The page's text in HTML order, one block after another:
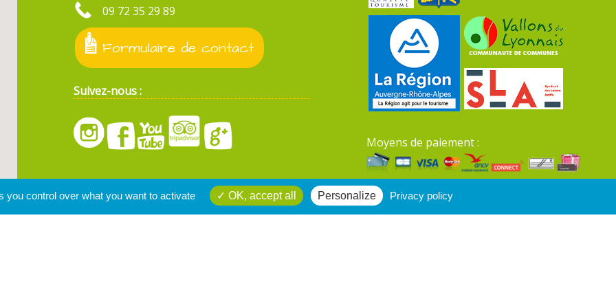
09 72 35 29 89
Formulaire de contact
Suivez-nous :
Moyens de paiement :
Mentions légales du site
you control over what you want to activate OK, accept all Personalize Privacy policy